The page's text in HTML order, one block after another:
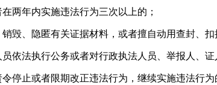
两年内实施违法行为三次以上的；
毁、隐匿有关证据材料，或者擅自动用查封、扣
依法执行公务或者对行政执法人员、举报人、证
停止或者限期改正违法行为，继续实施违法行为